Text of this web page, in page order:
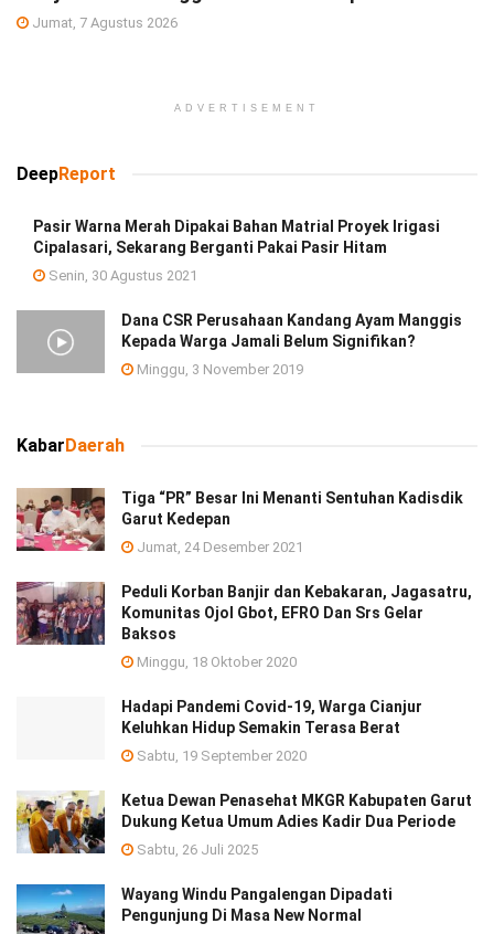
Jumat, 7 Agustus 2026
ADVERTISEMENT
DeepReport
Pasir Warna Merah Dipakai Bahan Matrial Proyek Irigasi
Cipalasari, Sekarang Berganti Pakai Pasir Hitam
Senin, 30 Agustus 2021
Dana CSR Perusahaan Kandang Ayam Manggis
Kepada Warga Jamali Belum Signifikan?
Minggu, 3 November 2019
Kabar Daerah
Tiga “PR” Besar Ini Menanti Sentuhan Kadisdik
Garut Kedepan
Jumat, 24 Desember 2021
Peduli Korban Banjir dan Kebakaran, Jagasatru,
Komunitas Ojol Gbot, EFRO Dan Srs Gelar
Baksos
Minggu, 18 Oktober 2020
Hadapi Pandemi Covid-19, Warga Cianjur
Keluhkan Hidup Semakin Terasa Berat
Sabtu, 19 September 2020
Ketua Dewan Penasehat MKGR Kabupaten Garut
Dukung Ketua Umum Adies Kadir Dua Periode
Sabtu, 26 Juli 2025
Wayang Windu Pangalengan Dipadati
Pengunjung Di Masa New Normal